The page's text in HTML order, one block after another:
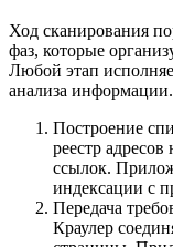
Ход сканирования
фаз, которые
Любой этап
анализа информации.
Построение
реестр
ссылок.
индексации с
Передача
Краулер